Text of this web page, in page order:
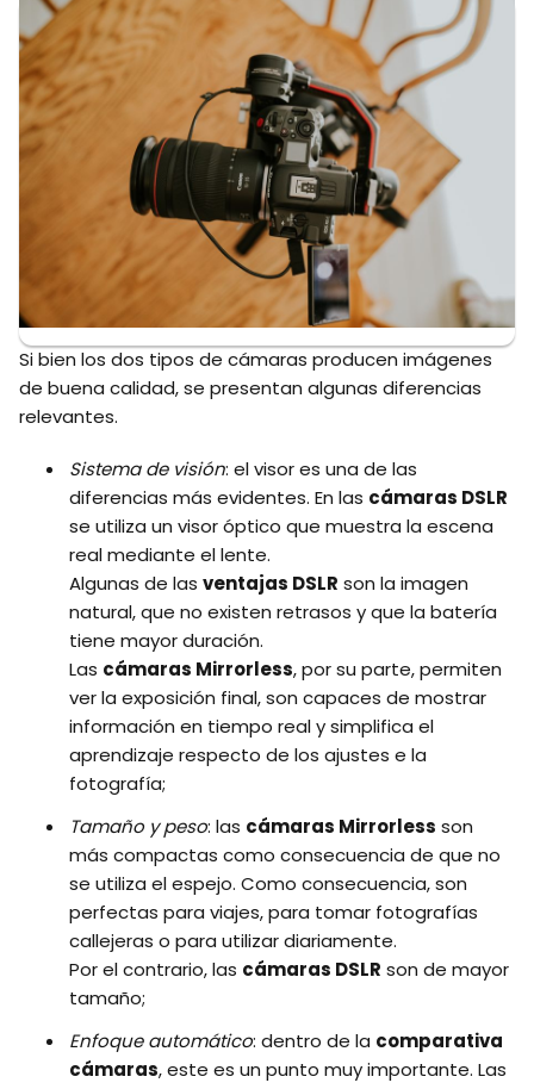
Si bien los dos tipos de cámaras producen imágenes
de buena calidad, se presentan algunas diferencias
relevantes.
Sistema de visión: el visor es una de las
diferencias más evidentes. En las cámaras DSLR
se utiliza un visor óptico que muestra la escena
real mediante el lente.
Algunas de las ventajas DSLR son la imagen
natural, que no existen retrasos y que la batería
tiene mayor duración.
Las cámaras Mirrorless, por su parte, permiten
ver la exposición final, son capaces de mostrar
información en tiempo real y simplifica el
aprendizaje respecto de los ajustes e la
fotografía;
Tamaño y peso: las cámaras Mirrorless son
más compactas como consecuencia de que no
se utiliza el espejo. Como consecuencia, son
perfectas para viajes, para tomar fotografías
callejeras o para utilizar diariamente.
Por el contrario, las cámaras DSLR son de mayor
tamaño;
Enfoque automático: dentro de la comparativa
cámaras, este es un punto muy importante. Las